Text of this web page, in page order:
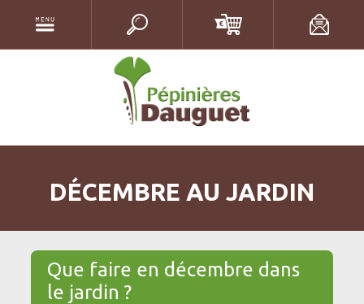
DÉCEMBRE AU JARDIN
Que faire en décembre dans
le jardin ?